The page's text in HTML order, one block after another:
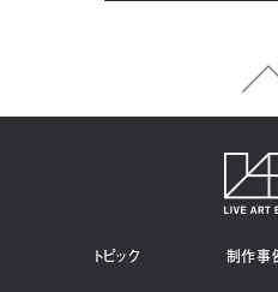
トピック 制作事